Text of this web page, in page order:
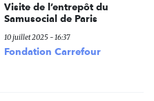
Visite de l’entrepôt du
Samusocial de Paris
10 juillet 2025 - 16:37
Fondation Carrefour